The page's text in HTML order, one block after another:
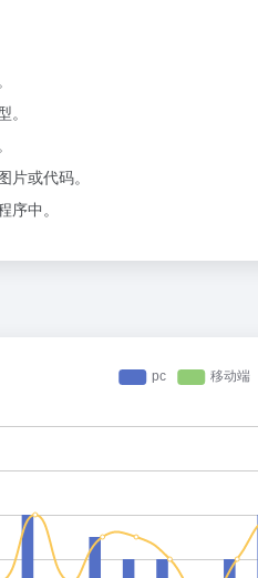
片或代码。
序中。